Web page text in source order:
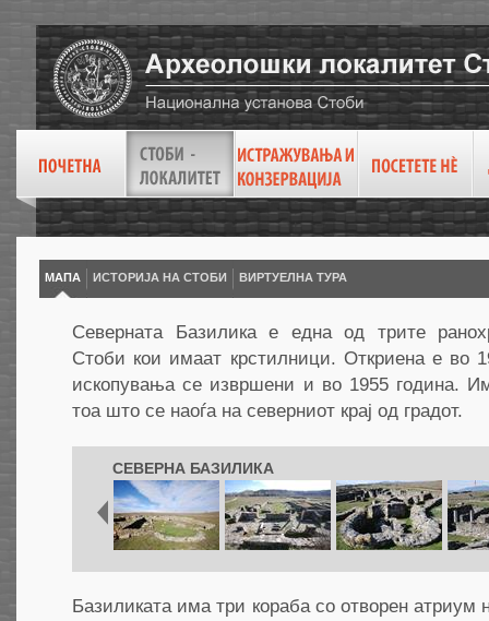
МАПА ИСТОРИЈА НА СТОБИ ВИРТУEЛНА ТУРА
Северната Базилика е една од трите
Стоби кои имаат крстилници. Откриена е во
ископувања се извршени и во 1955 година.
тоа што се наоѓа на северниот крај од градот.
СЕВЕРНА БАЗИЛИКА
Базиликата има три кораба со отворен атриум